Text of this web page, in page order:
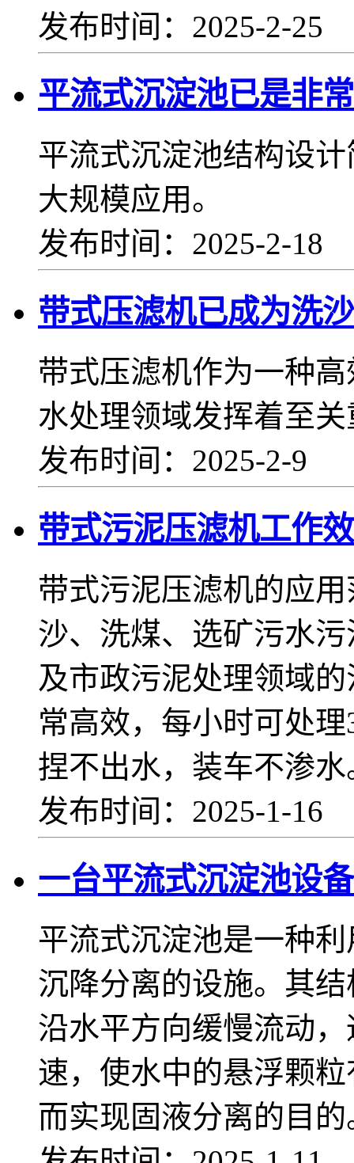
发布时间：2025-2-25
平流式沉淀池已是非
平流式沉淀池结构设
大规模应用。
发布时间：2025-2-18
带式压滤机已成为洗
带式压滤机作为一种
水处理领域发挥着至
发布时间：2025-2-9
带式污泥压滤机工作
带式污泥压滤机的应
沙、洗煤、选矿污水
及市政污泥处理领域
常高效，每小时可处
捏不出水，装车不渗水
发布时间：2025-1-16
一台平流式沉淀池设
平流式沉淀池是一种
沉降分离的设施。其
沿水平方向缓慢流动
速，使水中的悬浮颗
而实现固液分离的目的